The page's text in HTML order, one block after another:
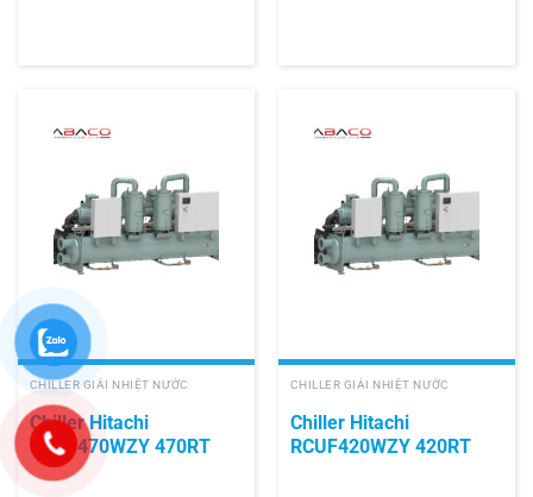
CHILLER GIẢI NHIỆT NƯỚC
Chiller Hitachi
RCUF470WZY 470RT
CHILLER GIẢI NHIỆT NƯỚC
Chiller Hitachi
RCUF420WZY 420RT